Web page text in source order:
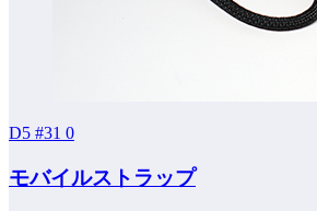
D5 #31 0
モバイルストラップ